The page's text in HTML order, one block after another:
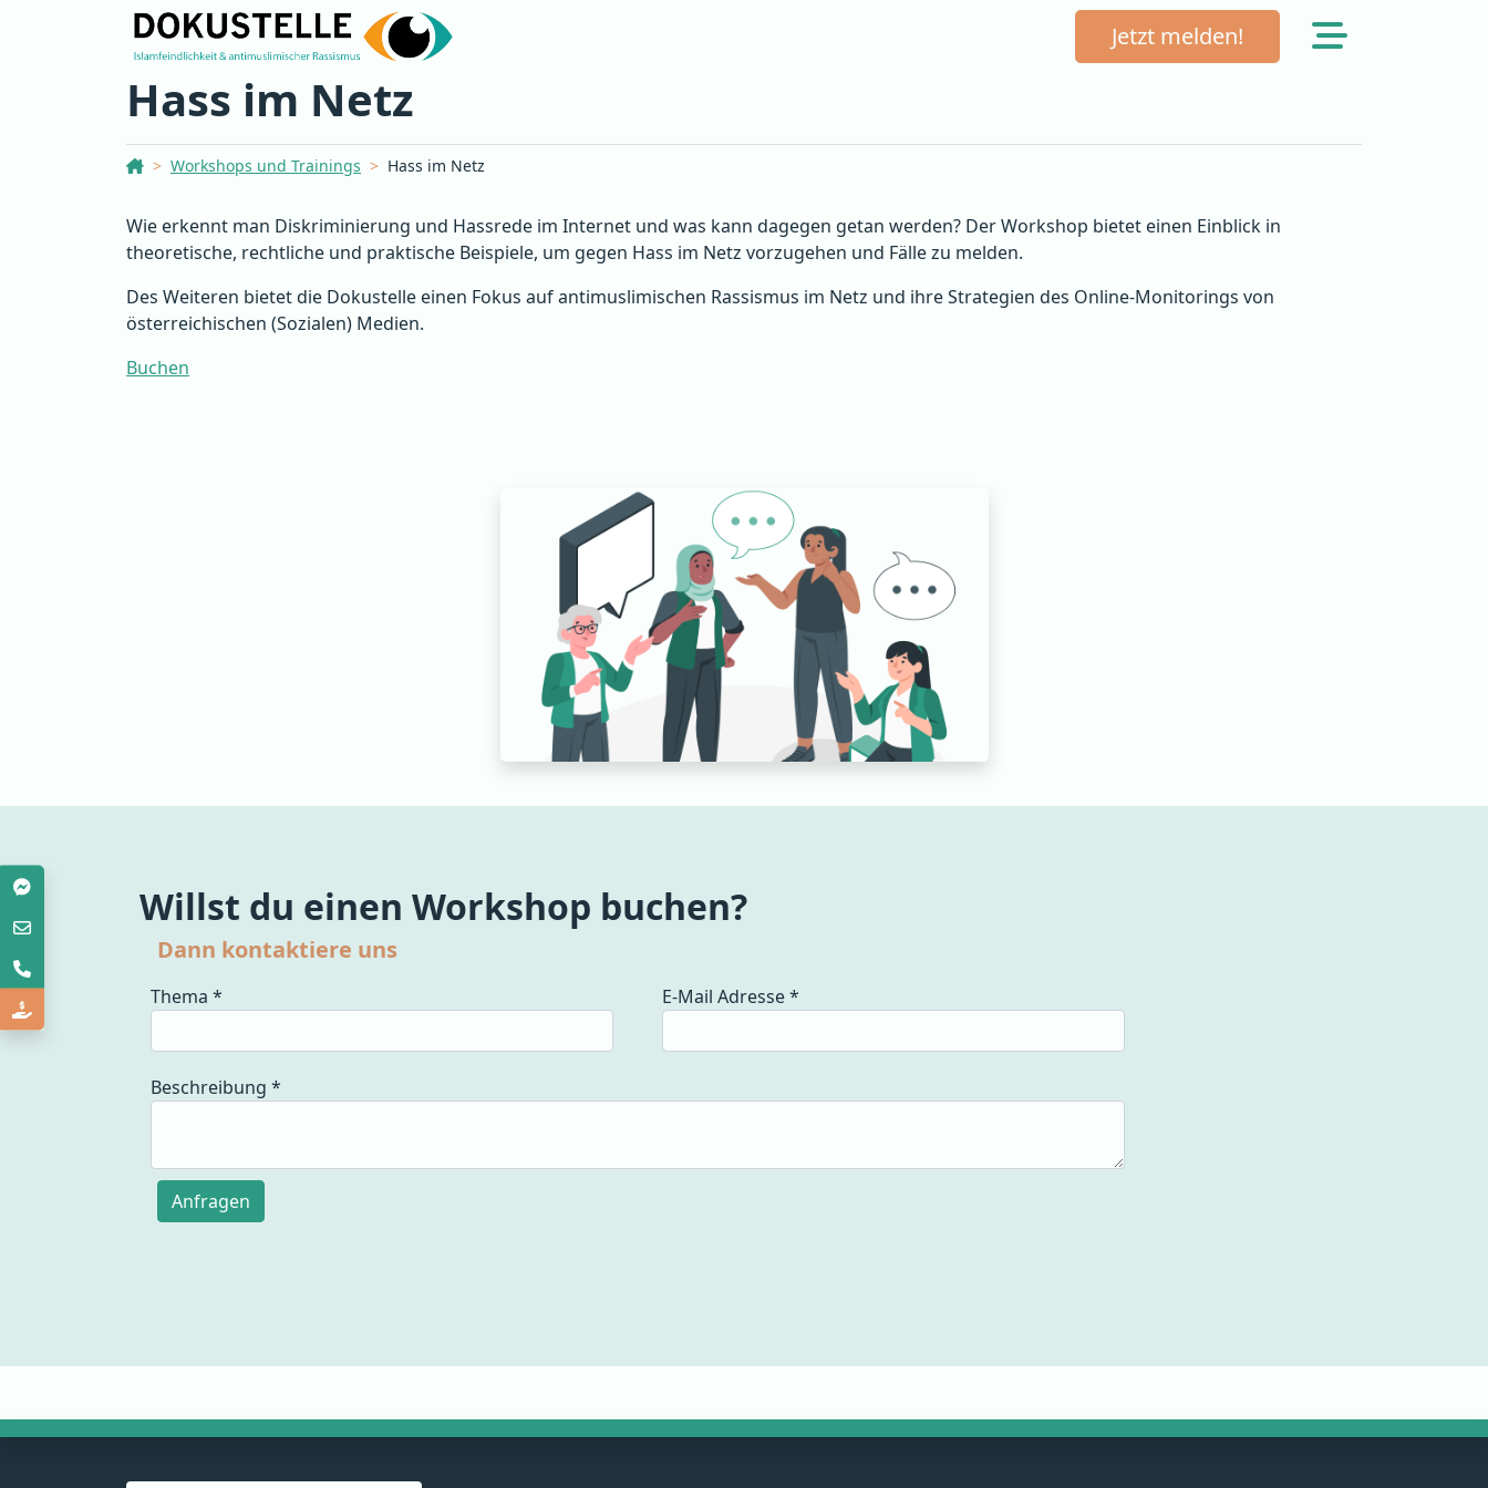
Jetzt melden!
Hass im Netz
Dokustelle Österreich
Workshops und Trainings Hass im Netz
Wie erkennt man Diskriminierung und Hassrede im Internet und was kann dagegen getan werden? Der Workshop bietet einen Einblick in
theoretische, rechtliche und praktische Beispiele, um gegen Hass im Netz vorzugehen und Fälle zu melden.
Des Weiteren bietet die Dokustelle einen Fokus auf antimuslimischen Rassismus im Netz und ihre Strategien des Online-Monitorings von
österreichischen (Sozialen) Medien.
Buchen
Willst du einen Workshop buchen?
Dann kontaktiere uns
Thema * E-Mail Adresse*
Beschreibung *
Anfragen